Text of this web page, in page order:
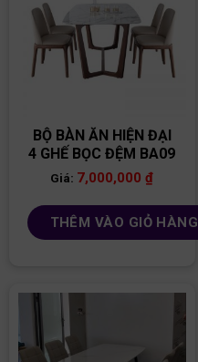
BỘ BÀN ĂN HIỆN ĐẠI
4 GHẾ BỌC ĐỆM BA09
Giá: 7,000,000₫
THÊM VÀO GIỎ HÀNG